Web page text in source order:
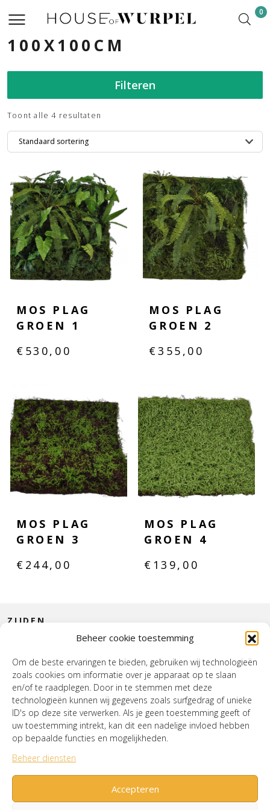
Beheer cookie toestemming
Om de beste ervaringen te bieden, gebruiken wij technologieën
zoals cookies om informatie over je apparaat op te slaan
en/of te raadplegen. Door in te stemmen met deze
technologieën kunnen wij gegevens zoals surfgedrag of unieke
ID's op deze site verwerken. Als je geen toestemming geeft of
uw toestemming intrekt, kan dit een nadelige invloed hebben
op bepaalde functies en mogelijkheden.
Beheer diensten
Accepteren
0
100X100CM
Filteren
Toont alle 4 resultaten
MOS PLAG
GROEN 1
€ 530,00
MOS PLAG
GROEN 2
€355,00
MOS PLAG
GROEN 3
€ 244,00
MOS PLAG
GROEN 4
€ 139,00
HOUSE OF WURPEL
OPENINGSTIJDEN
ZIJDEN
INTERIEUR
Verzenden & RetournerenCookiebeleid (EU)
Mijn account